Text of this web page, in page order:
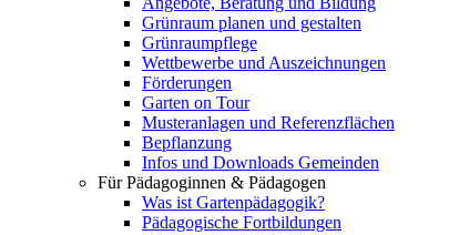
Grünraum planen und gestalten
Grünraumpflege
Wettbewerbe und Auszeichnungen
Förderungen
Garten on Tour
Musteranlagen und Referenzflächen
Bepflanzung
Infos und Downloads Gemeinden
Für Pädagoginnen & Pädagogen
Was ist Gartenpädagogik?
Pädagogische Fortbildungen